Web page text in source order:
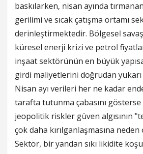
baskılarken, nisan ayında
gerilimi ve sıcak çatışma ortamı
derinleştirmektedir. Bölgesel
küresel enerji krizi ve petrol
inşaat sektörünün en büyük
girdi maliyetlerini doğrudan
Nisan ayı verileri her ne kadar
tarafta tutunma çabasını
jeopolitik riskler güven algısının
çok daha kırılganlaşmasına neden
Sektör, bir yandan sıkı likidite